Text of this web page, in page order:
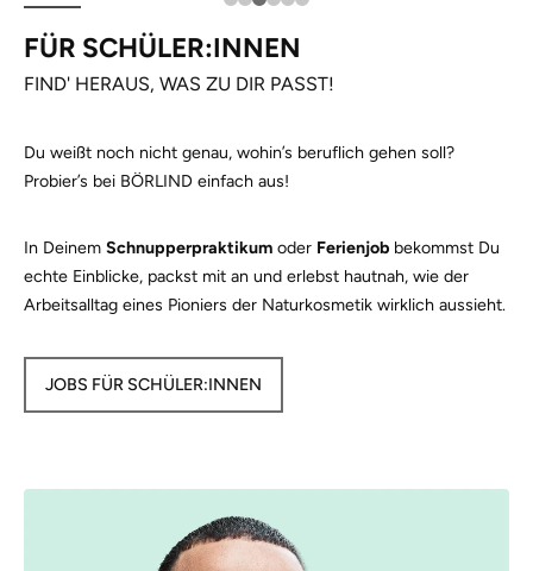
FÜR SCHÜLER:INNEN
FIND' HERAUS, WAS ZU DIR PASST!
Du weißt noch nicht genau, wohin’s beruflich gehen soll?
Probier’s bei BÖRLIND einfach aus!
In Deinem Schnupperpraktikum oder Ferienjob bekommst Du
echte Einblicke, packst mit an und erlebst hautnah, wie der
Arbeitsalltag eines Pioniers der Naturkosmetik wirklich aussieht.
JOBS FÜR SCHÜLER:INNEN